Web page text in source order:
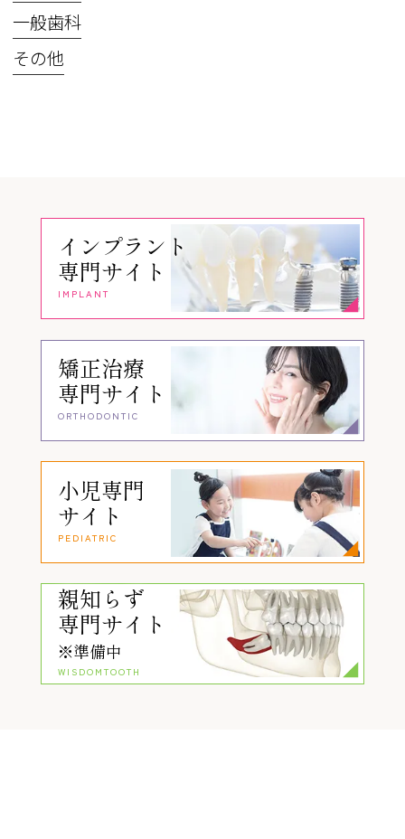
一般歯科
その他
インプラント
専門サイト
IMPLANT
矯正治療
専門サイト
ORTHODONTIC
小児専門
サイト
PEDIATRIC
親知らず
専門サイト
※準備中
WISDOMTOOTH